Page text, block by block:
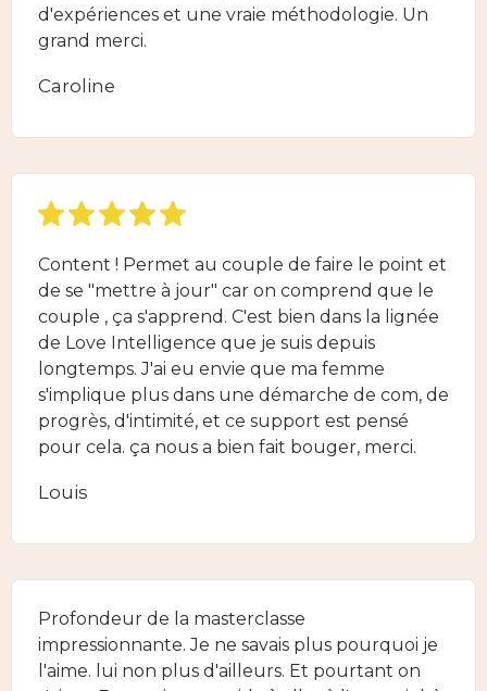
d'expériences et une vraie méthodologie. Un
grand merci.
Caroline
Content ! Permet au couple de faire le point et
de se "mettre à jour" car on comprend que le
couple , ça s'apprend. C'est bien dans la lignée
de Love Intelligence que je suis depuis
longtemps. J'ai eu envie que ma femme
s'implique plus dans une démarche de com, de
progrès, d'intimité, et ce support est pensé
pour cela. ça nous a bien fait bouger, merci.
Louis
Profondeur de la masterclasse
impressionnante. Je ne savais plus pourquoi je
l'aime. lui non plus d'ailleurs. Et pourtant on